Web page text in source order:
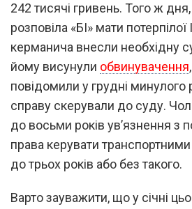
242 тисячі гривень. Того ж
розповіла «БІ» мати
керманича внесли необхідну
йому висунули обвинувачення
повідомили у грудні минулого
справу скерували до суду.
до восьми років ув’язнення з
права керувати
до трьох років або без такого.
Варто зауважити, що у січні